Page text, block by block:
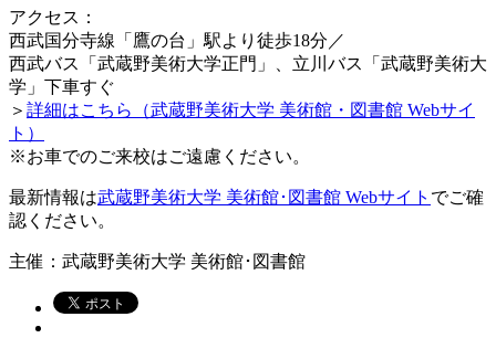
アクセス：
西武国分寺線「鷹の台」駅より徒歩18分／
西武バス「武蔵野美術大学正門」、立川バス「武蔵野美術大
学」下車すぐ
＞ 詳細はこちら（武蔵野美術大学 美術館・図書館 Webサイ
ト）
※お車でのご来校はご遠慮ください。
最新情報は武蔵野美術大学 美術館･図書館 Webサイト でご確
認ください。
主催：武蔵野美術大学 美術館･図書館